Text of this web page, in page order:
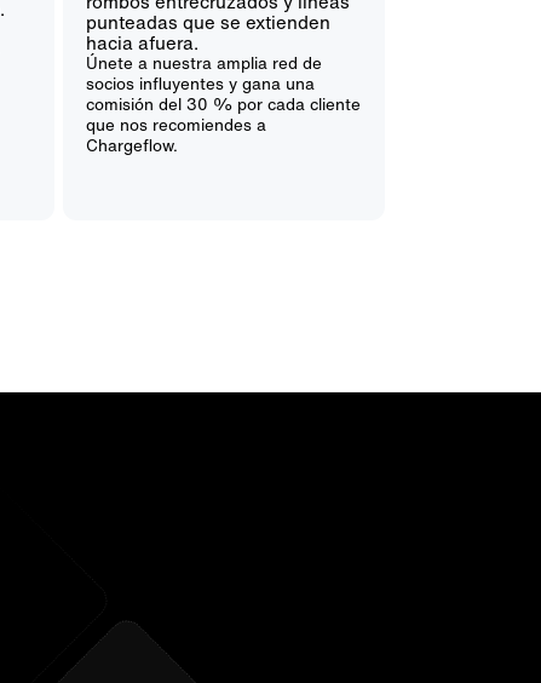
Únete a nuestra amplia red de
socios influyentes y gana una
comisión del 30 % por cada cliente
que nos recomiendes a
Chargeflow.